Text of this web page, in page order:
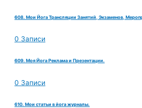
608. Мои Йога Трансляции Занятий, Экзаменов,
0 Записи
609. Моя Йога Реклама и Презентации.
0 Записи
610. Мои статьи в йога журналы.